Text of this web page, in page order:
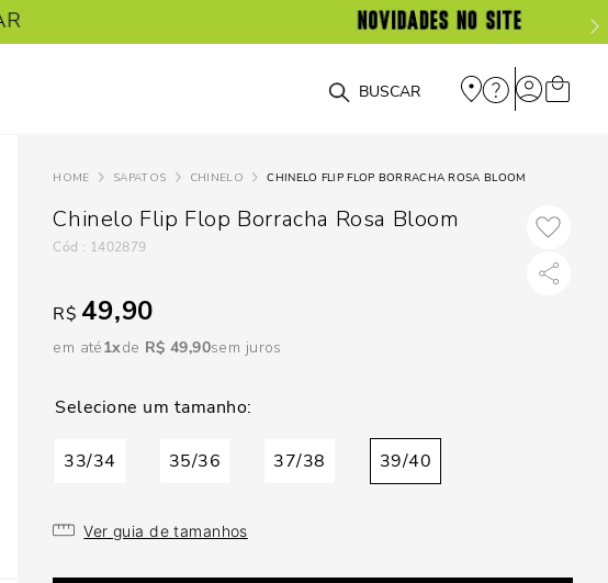
O que você está procurando?
SAPATOS CHINELO CHINELO FLIP FLOP BORRACHA ROSA BLOOM
Chinelo Flip Flop Borracha Rosa Bloom
: 1402879
R$ 49,90
em até1 R$ 49,90sem juros
33/34 35/36 37/38 39/40
Ver guia de tamanhos